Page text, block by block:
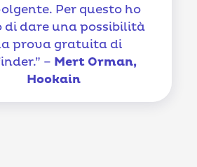
Per questo ho
di dare una possibilità
prova gratuita di
– Mert Orman,
Hookain